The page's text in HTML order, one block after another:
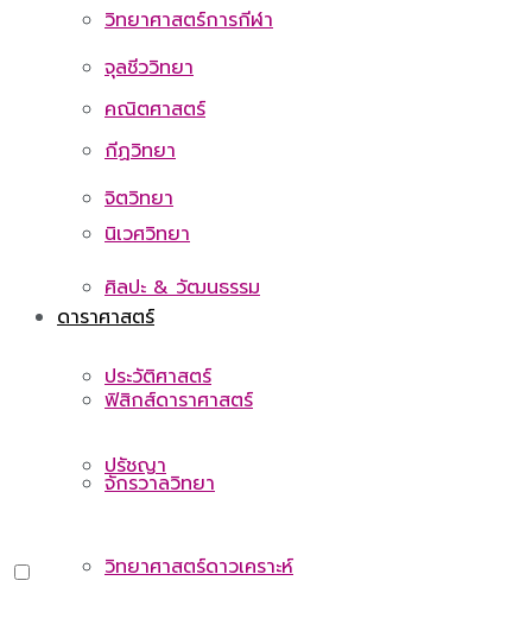
วิทยาศาสตร์การกีฬา
คณิตศาสตร์
จิตวิทยา
ศิลปะ & วัฒนธรรม
ประวัติศาสตร์
ปรัชญา
จุลชีววิทยา
กีฏวิทยา
นิเวศวิทยา
ดาราศาสตร์
ฟิสิกส์ดาราศาสตร์
จักรวาลวิทยา
วิทยาศาสตร์ดาวเคราะห์